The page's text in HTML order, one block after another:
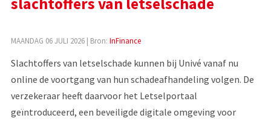
MAANDAG 06 JULI 2026| Bron: InFinance
Slachtoffers van letselschade kunnen bij Univé vanaf nu
online de voortgang van hun schadeafhandeling volgen. De
verzekeraar heeft daarvoor het Letselportaal
geïntroduceerd, een beveiligde digitale omgeving voor